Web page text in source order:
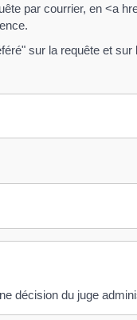
par courrier, en <a
sur la requête et sur
décision du juge